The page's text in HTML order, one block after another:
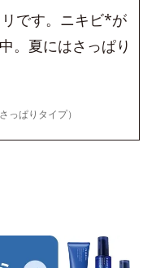
です。ニキビ*が
。夏にはさっぱり
ぱりタイプ）